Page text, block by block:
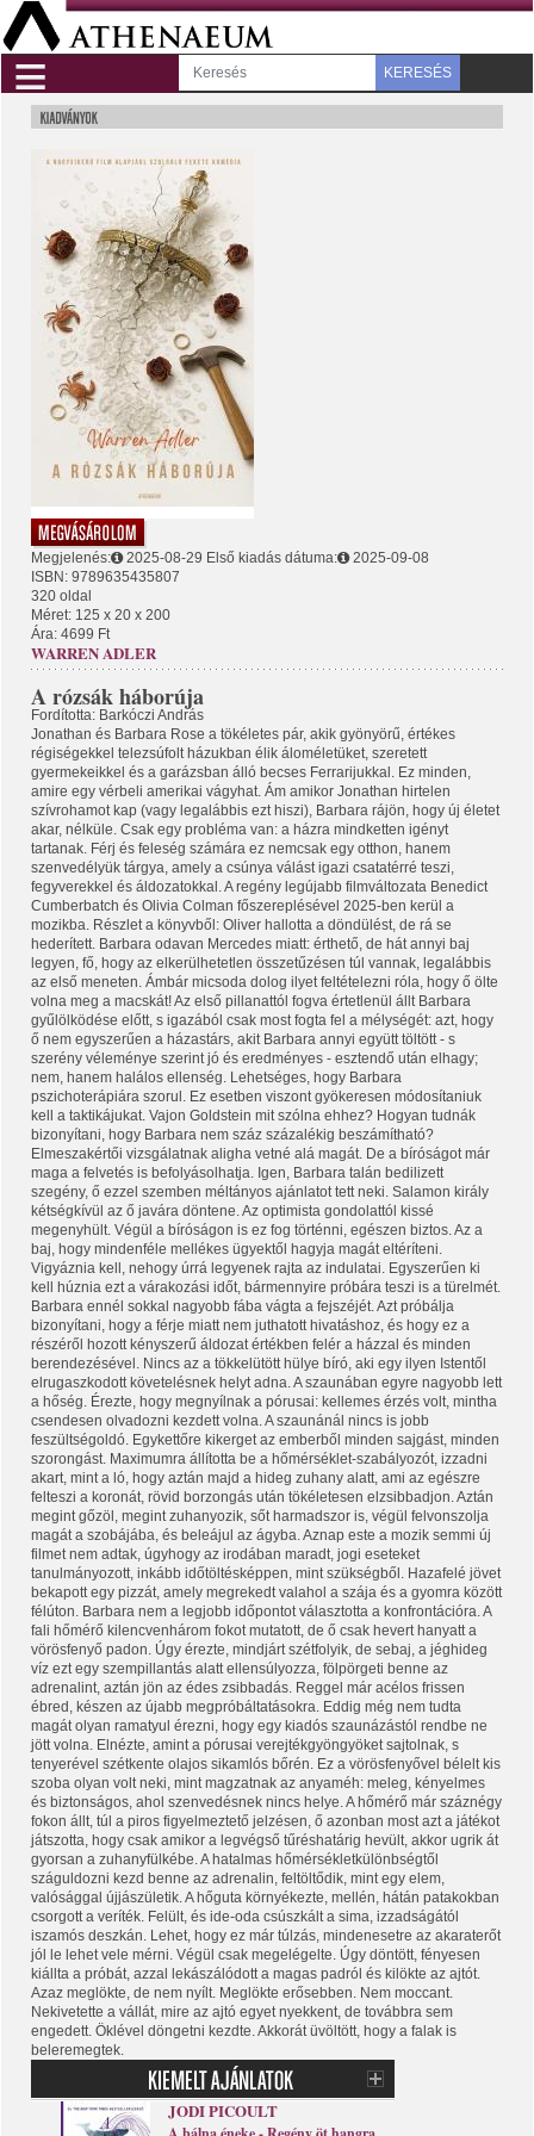
≡ KERESÉS
Megjelenés: 2025-08-29 Első kiadás dátuma:
2025-09-08
ISBN: 9789635435807
320 oldal
Méret: 125 x 20 x 200
Ára: 4699 Ft
WARREN ADLER
A rózsák háborúja
Fordította: Barkóczi András
Jonathan és Barbara Rose a tökéletes pár, akik gyönyörű, értékes
régiségekkel telezsúfolt házukban élik áloméletüket, szeretett
gyermekeikkel és a garázsban álló becses Ferrarijukkal. Ez minden,
amire egy vérbeli amerikai vágyhat. Ám amikor Jonathan hirtelen
szívrohamot kap (vagy legalábbis ezt hiszi), Barbara rájön, hogy új életet
akar, nélküle. Csak egy probléma van: a házra mindketten igényt
tartanak. Férj és feleség számára ez nemcsak egy otthon, hanem
szenvedélyük tárgya, amely a csúnya válást igazi csatatérré teszi,
fegyverekkel és áldozatokkal. A regény legújabb filmváltozata Benedict
Cumberbatch és Olivia Colman főszereplésével 2025-ben kerül a
mozikba. Részlet a könyvből: Oliver hallotta a döndülést, de rá se
hederített. Barbara odavan Mercedes miatt: érthető, de hát annyi baj
legyen, fő, hogy az elkerülhetetlen összetűzésen túl vannak, legalábbis
az első meneten. Ámbár micsoda dolog ilyet feltételezni róla, hogy ő ölte
volna meg a macskát! Az első pillanattól fogva értetlenül állt Barbara
gyűlölködése előtt, s igazából csak most fogta fel a mélységét: azt, hogy
ő nem egyszerűen a házastárs, akit Barbara annyi együtt töltött - s
szerény véleménye szerint jó és eredményes - esztendő után elhagy;
nem, hanem halálos ellenség. Lehetséges, hogy Barbara
pszichoterápiára szorul. Ez esetben viszont gyökeresen módosítaniuk
kell a taktikájukat. Vajon Goldstein mit szólna ehhez? Hogyan tudnák
bizonyítani, hogy Barbara nem száz százalékig beszámítható?
Elmeszakértői vizsgálatnak aligha vetné alá magát. De a bíróságot már
maga a felvetés is befolyásolhatja. Igen, Barbara talán bedilizett
szegény, ő ezzel szemben méltányos ajánlatot tett neki. Salamon király
kétségkívül az ő javára döntene. Az optimista gondolattól kissé
megenyhült. Végül a bíróságon is ez fog történni, egészen biztos. Az a
baj, hogy mindenféle mellékes ügyektől hagyja magát eltéríteni.
Vigyáznia kell, nehogy úrrá legyenek rajta az indulatai. Egyszerűen ki
kell húznia ezt a várakozási időt, bármennyire próbára teszi is a türelmét.
Barbara ennél sokkal nagyobb fába vágta a fejszéjét. Azt próbálja
bizonyítani, hogy a férje miatt nem juthatott hivatáshoz, és hogy ez a
részéről hozott kényszerű áldozat értékben felér a házzal és minden
berendezésével. Nincs az a tökkelütött hülye bíró, aki egy ilyen Istentől
elrugaszkodott követelésnek helyt adna. A szaunában egyre nagyobb lett
a hőség. Érezte, hogy megnyílnak a pórusai: kellemes érzés volt, mintha
csendesen olvadozni kezdett volna. A szaunánál nincs is jobb
feszültségoldó. Egykettőre kikerget az emberből minden sajgást, minden
szorongást. Maximumra állította be a hőmérséklet-szabályozót, izzadni
akart, mint a ló, hogy aztán majd a hideg zuhany alatt, ami az egészre
felteszi a koronát, rövid borzongás után tökéletesen elzsibbadjon. Aztán
megint gőzöl, megint zuhanyozik, sőt harmadszor is, végül felvonszolja
magát a szobájába, és beleájul az ágyba. Aznap este a mozik semmi új
filmet nem adtak, úgyhogy az irodában maradt, jogi eseteket
tanulmányozott, inkább időtöltésképpen, mint szükségből. Hazafelé jövet
bekapott egy pizzát, amely megrekedt valahol a szája és a gyomra között
félúton. Barbara nem a legjobb időpontot választotta a konfrontációra. A
fali hőmérő kilencvenhárom fokot mutatott, de ő csak hevert hanyatt a
vörösfenyő padon. Úgy érezte, mindjárt szétfolyik, de sebaj, a jéghideg
víz ezt egy szempillantás alatt ellensúlyozza, fölpörgeti benne az
adrenalint, aztán jön az édes zsibbadás. Reggel már acélos frissen
ébred, készen az újabb megpróbáltatásokra. Eddig még nem tudta
magát olyan ramatyul érezni, hogy egy kiadós szaunázástól rendbe ne
jött volna. Elnézte, amint a pórusai verejtékgyöngyöket sajtolnak, s
tenyerével szétkente olajos sikamlós bőrén. Ez a vörösfenyővel bélelt kis
szoba olyan volt neki, mint magzatnak az anyaméh: meleg, kényelmes
és biztonságos, ahol szenvedésnek nincs helye. A hőmérő már száznégy
fokon állt, túl a piros figyelmeztető jelzésen, ő azonban most azt a játékot
játszotta, hogy csak amikor a legvégső tűréshatárig hevült, akkor ugrik át
gyorsan a zuhanyfülkébe. A hatalmas hőmérsékletkülönbségtől
száguldozni kezd benne az adrenalin, feltöltődik, mint egy elem,
valósággal újjászületik. A hőguta környékezte, mellén, hátán patakokban
csorgott a veríték. Felült, és ide-oda csúszkált a sima, izzadságától
iszamós deszkán. Lehet, hogy ez már túlzás, mindenesetre az akaraterőt
jól le lehet vele mérni. Végül csak megelégelte. Úgy döntött, fényesen
kiállta a próbát, azzal lekászálódott a magas padról és kilökte az ajtót.
Azaz meglökte, de nem nyílt. Meglökte erősebben. Nem moccant.
Nekivetette a vállát, mire az ajtó egyet nyekkent, de továbbra sem
engedett. Öklével döngetni kezdte. Akkorát üvöltött, hogy a falak is
beleremegtek.
JODI PICOULT